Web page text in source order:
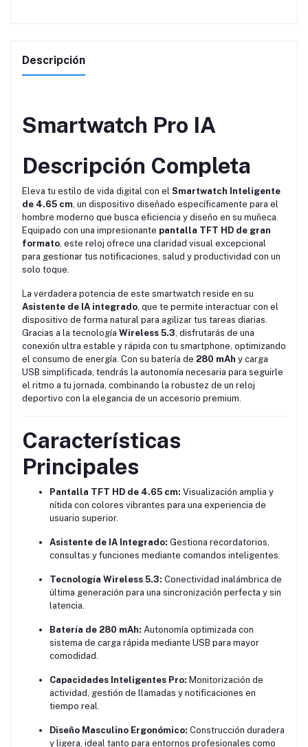
Descripción
Smartwatch Pro IA
Descripción Completa
Eleva tu estilo de vida digital con el Smartwatch Inteligente
de 4.65 cm , un dispositivo diseñado específicamente para el
hombre moderno que busca eficiencia y diseño en su muñeca.
Equipado con una impresionante pantalla TFT HD de gran
formato , este reloj ofrece una claridad visual excepcional
para gestionar tus notificaciones, salud y productividad con un
solo toque.
La verdadera potencia de este smartwatch reside en su
Asistente de IA integrado , que te permite interactuar con el
dispositivo de forma natural para agilizar tus tareas diarias.
Gracias a la tecnología Wireless 5.3 , disfrutarás de una
conexión ultra estable y rápida con tu smartphone, optimizando
el consumo de energía. Con su batería de 280 mAh y carga
USB simplificada, tendrás la autonomía necesaria para seguirle
el ritmo a tu jornada, combinando la robustez de un reloj
deportivo con la elegancia de un accesorio premium.
Características
Principales
Pantalla TFT HD de 4.65 cm: Visualización amplia y
nítida con colores vibrantes para una experiencia de
usuario superior.
Asistente de IA Integrado: Gestiona recordatorios,
consultas y funciones mediante comandos inteligentes.
Tecnología Wireless 5.3: Conectividad inalámbrica de
última generación para una sincronización perfecta y sin
latencia.
Batería de 280 mAh: Autonomía optimizada con
sistema de carga rápida mediante USB para mayor
comodidad.
Capacidades Inteligentes Pro: Monitorización de
actividad, gestión de llamadas y notificaciones en
tiempo real.
Diseño Masculino Ergonómico: Construcción duradera
y ligera, ideal tanto para entornos profesionales como